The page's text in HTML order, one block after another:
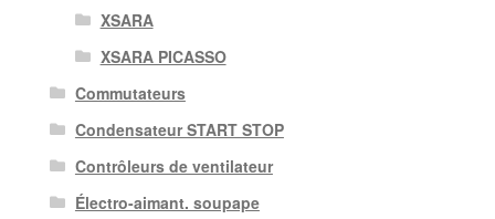
XSARA
XSARA PICASSO
Commutateurs
Condensateur START STOP
Contrôleurs de ventilateur
Électro-aimant. soupape